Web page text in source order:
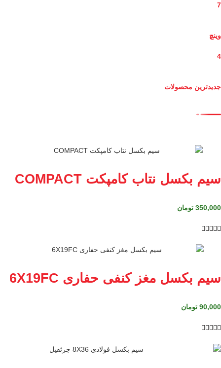
7
وینچ
4
جدیدترین محصولات
سیم بکسل نتاب کامپکت COMPACT
350,000 تومان

سیم بکسل مغز کنفی حفاری 6X19FC
90,000 تومان
